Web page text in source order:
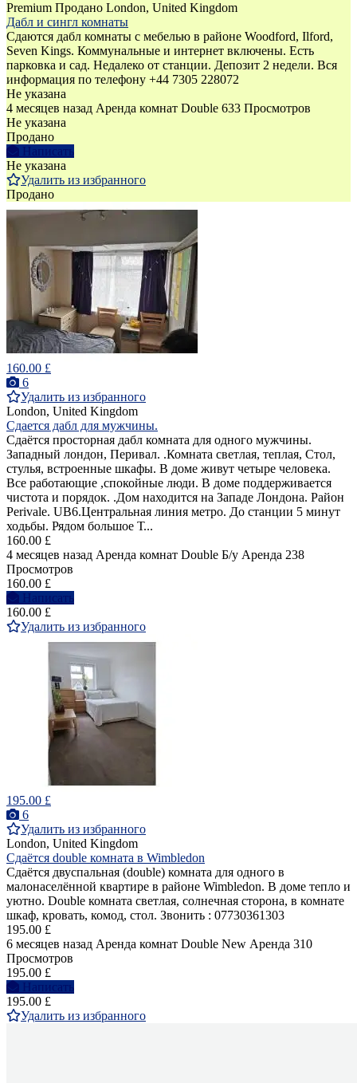
Premium Продано London, United Kingdom
Дабл и сингл комнаты
Сдаются дабл комнаты с мебелью в районе Woodford, Ilford,
Seven Kings. Коммунальные и интернет включены. Есть
парковка и сад. Недалеко от станции. Депозит 2 недели. Вся
информация по телефону +44 7305 228072
Не указана
4 месяцев назад Аренда комнат Double 633 Просмотров
Не указана
Продано
Написать
Не указана
Удалить из избранного
Продано
160.00 £
6
Удалить из избранного
London, United Kingdom
Сдается дабл для мужчины.
Cдаётся просторная дабл комната для одного мужчины.
Западный лондон, Перивал. .Комната светлая, теплая, Стол,
стулья, встроенные шкафы. В доме живут четыре человека.
Все работающие ,спокойные люди. В доме поддерживается
чистота и порядок. .Дом находится на Западе Лондона. Район
Perivale. UB6.Центральная линия метро. До станции 5 минут
ходьбы. Рядом большое Т...
160.00 £
4 месяцев назад Аренда комнат Double Б/у Аренда 238
Просмотров
160.00 £
Написать
160.00 £
Удалить из избранного
195.00 £
6
Удалить из избранного
London, United Kingdom
Сдаётся double комната в Wimbledon
Сдаётся двуспальная (double) комнатa для одного в
малонаселённой квартире в районе Wimbledon. В доме тепло и
уютно. Double комната светлая, солнечная сторона, в комнате
шкаф, кровать, комод, стол. Звонить : 07730361303
195.00 £
6 месяцев назад Аренда комнат Double New Аренда 310
Просмотров
195.00 £
Написать
195.00 £
Удалить из избранного